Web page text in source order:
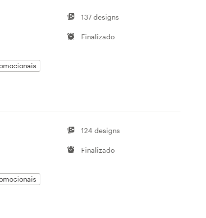
137 designs
Finalizado
124 designs
Finalizado